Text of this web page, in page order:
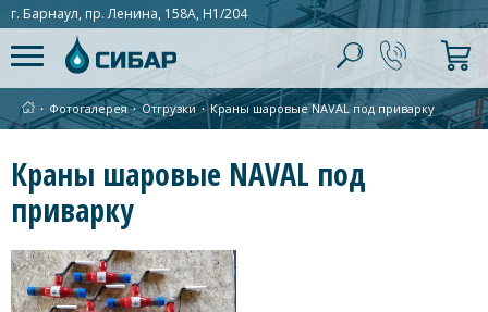
г. Барнаул, пр. Ленина, 158А, Н1/204
∙ Фотогалерея ∙Отгрузки ∙ Краны шаровые NAVAL под приварку
Краны шаровые NAVAL под
приварку